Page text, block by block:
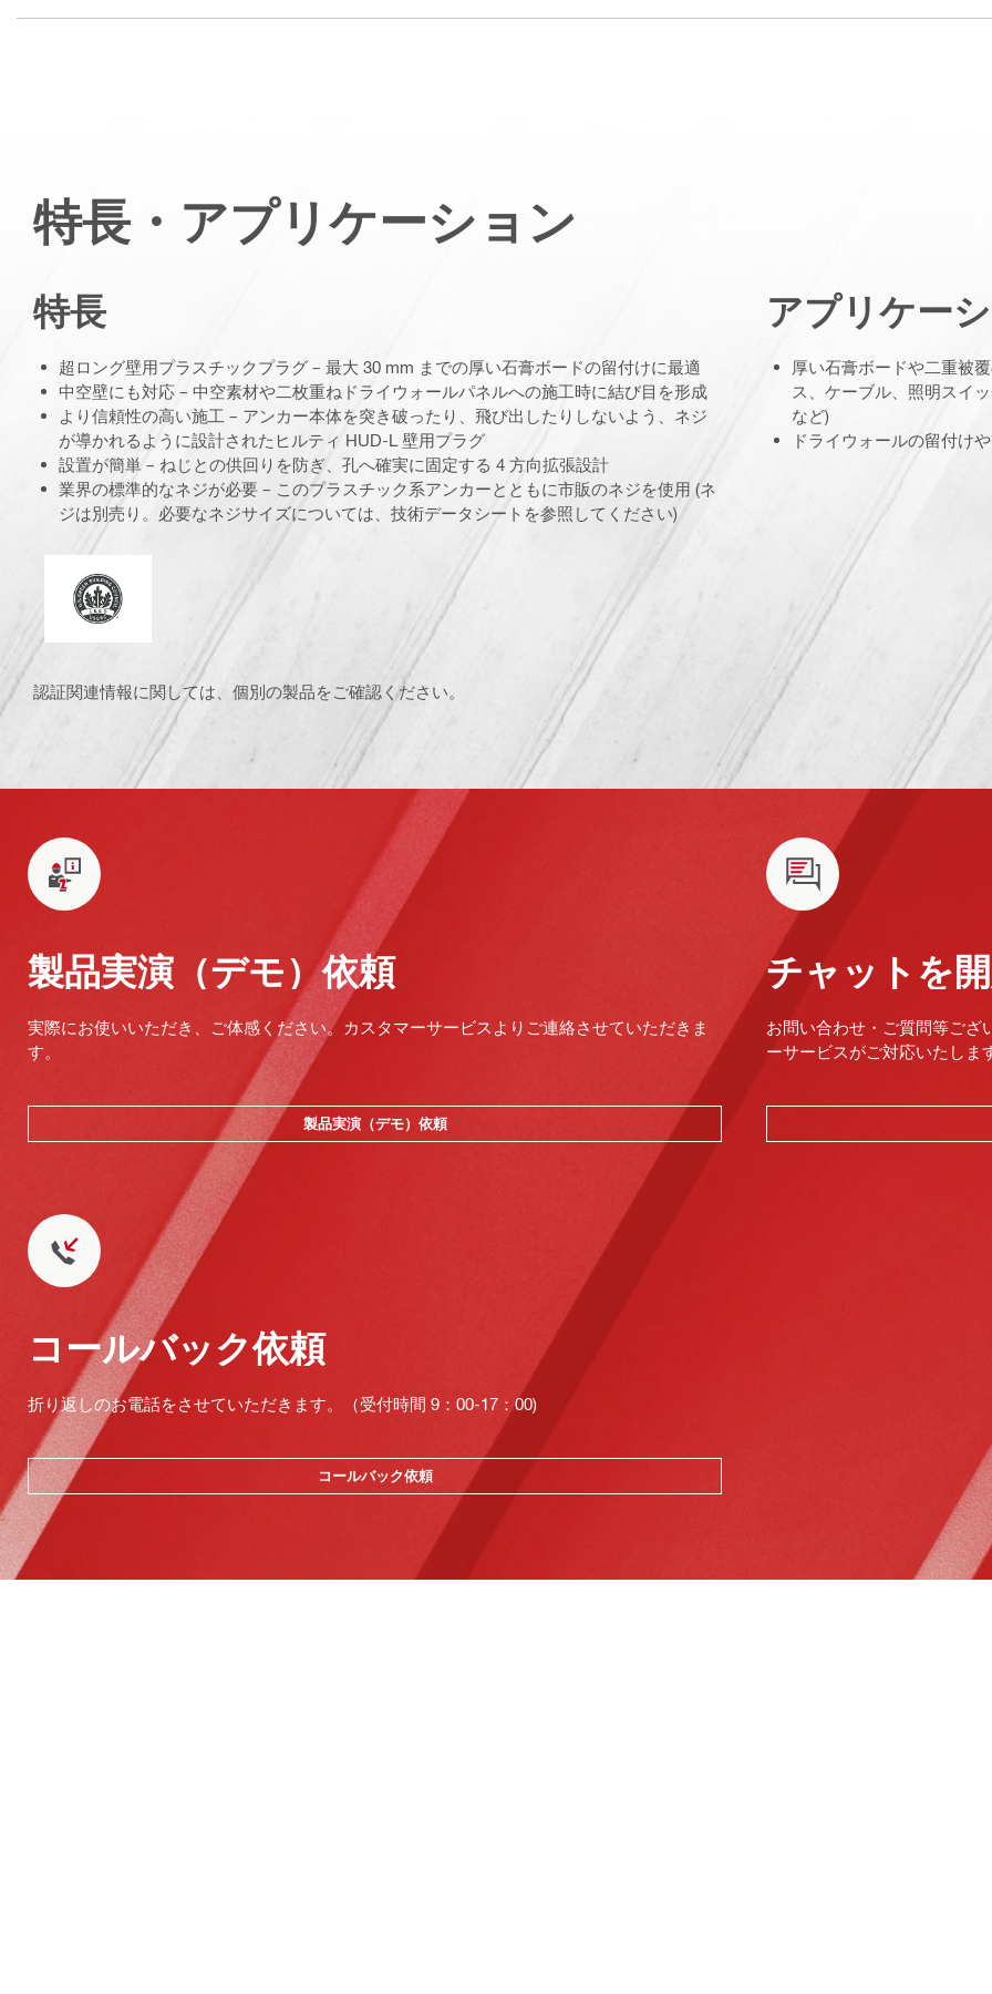
特長・アプリケーション
特長
超ロング壁用プラスチックプラグ – 最大 30 mm までの厚い石膏ボードの留付けに最適
中空壁にも対応 – 中空素材や二枚重ねドライウォールパネルへの施工時に結び目を形成
より信頼性の高い施工 – アンカー本体を突き破ったり、飛び出したりしないよう、ネジ
が導かれるように設計されたヒルティ HUD-L 壁用プラグ
設置が簡単 – ねじとの供回りを防ぎ、孔へ確実に固定する 4 方向拡張設計
業界の標準的なネジが必要 – このプラスチック系アンカーとともに市販のネジを使用 (ネ
ジは別売り。必要なネジサイズについては、技術データシートを参照してください)
エネルギー・環境設計でのリーダーシップ
アプリケー
厚い石膏ボードや二重被
ス、ケーブル、照明スイ
など)
ドライウォールの留付け
認証関連情報に関しては、個別の製品をご確認ください。
製品実演（デモ）依頼
実際にお使いいただき、ご体感ください。カスタマーサービスよりご連絡させていただきま
す。
製品実演（デモ）依頼
チャットを
お問い合わせ・ご質問等ござ
ーサービスがご対応いたしま
コールバック依頼
折り返しのお電話をさせていただきます。（受付時間 9：00-17：00)
コールバック依頼